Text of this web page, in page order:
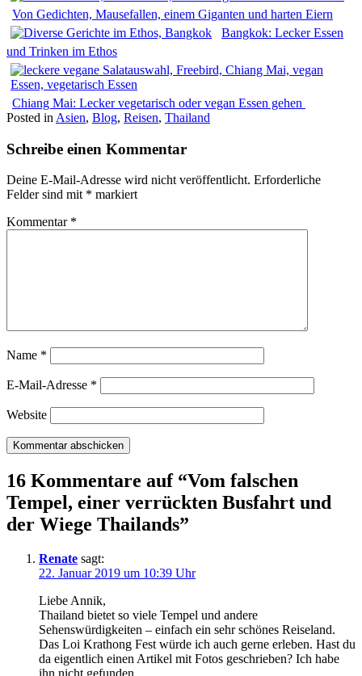
Von Gedichten, Mausefallen, einem Giganten und harten Eiern
Bangkok: Lecker Essen
und Trinken im Ethos
Chiang Mai: Lecker vegetarisch oder vegan Essen gehen
Posted in Asien, Blog, Reisen, Thailand
Schreibe einen Kommentar
Deine E-Mail-Adresse wird nicht veröffentlicht. Erforderliche
Felder sind mit * markiert
Kommentar *
Name *
E-Mail-Adresse *
Website
16 Kommentare auf “Vom falschen
Tempel, einer verrückten Busfahrt und
der Wiege Thailands”
Renate sagt:
22. Januar 2019 um 10:39 Uhr
Liebe Annik,
Thailand bietet so viele Tempel und andere
Sehenswürdigkeiten – einfach ein sehr schönes Reiseland.
Das Loi Krathong Fest würde ich auch gerne erleben. Hast du
da eigentlich einen Artikel mit Fotos geschrieben? Ich habe
ihn nicht gefunden.